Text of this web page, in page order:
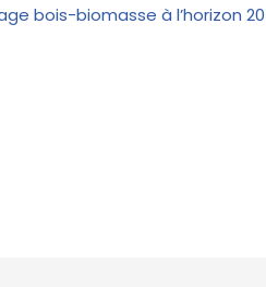
bois-biomasse à l’horizon